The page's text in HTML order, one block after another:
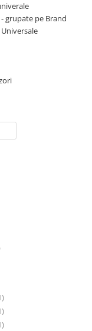
grupate pe Brand